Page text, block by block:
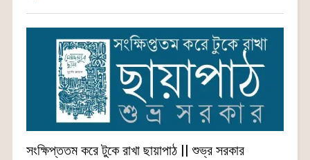
সংক্ষিপ্ততম করে টুকে রাখা ছায়াপাঠ || শুভ্র সরকার